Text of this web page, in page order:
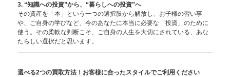
3. “知識への投資”から、“暮らしへの投資”へ
その資産を「本」という一つの選択肢から解放し、お子様の習い事
や、ご自身の学びなど、今のあなたに本当に必要な「投資」のために
使う。その柔軟な判断こそ、ご自身の人生を大切にされている、あな
たらしい選択だと思います。
選べる2つの買取方法！お客様に合ったスタイルでご利用ください